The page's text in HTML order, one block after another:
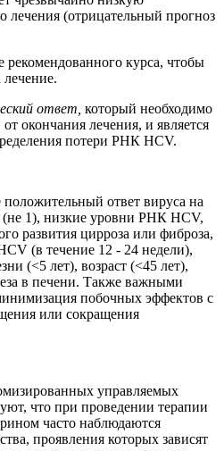
лечения (отрицательный прогноз
рекомендованного курса, чтобы
лечение.
ответ, который необходимо
окончания лечения, и является
потери РНК HCV.
ответ вируса на
1), низкие уровни РНК HCV,
развития цирроза или фиброза,
(в течение 12 - 24 недели),
(<5 лет), возраст (<45 лет),
в печени. Также важными
побочных эффектов с
или сокращения
управляемых
что при проведении терапии
часто наблюдаются
проявления которых зависят